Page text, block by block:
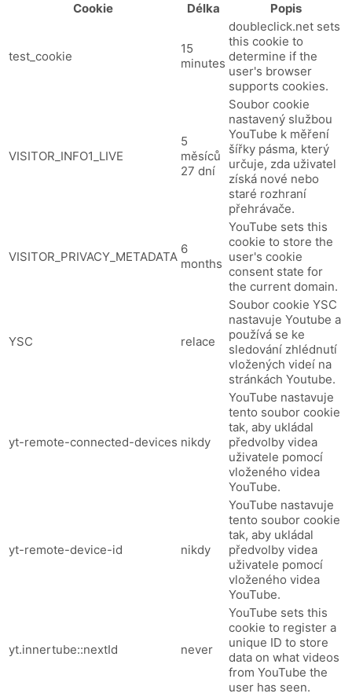
Cookie
Délka Popis
test_cookie
15
minutes
doubleclick.net sets
this cookie to
determine if the
user's browser
supports cookies.
VISITOR_INFO1_LIVE
5
měsíců
27 dní
Soubor cookie
nastavený službou
YouTube k měření
šířky pásma, který
určuje, zda uživatel
získá nové nebo
staré rozhraní
přehrávače.
VISITOR_PRIVACY_METADATA
6
months
YouTube sets this
cookie to store the
user's cookie
consent state for
the current domain.
YSC relace
Soubor cookie YSC
nastavuje Youtube a
používá se ke
sledování zhlédnutí
vložených videí na
stránkách Youtube.
yt-remote-connected-devices nikdy
YouTube nastavuje
tento soubor cookie
tak, aby ukládal
předvolby videa
uživatele pomocí
vloženého videa
YouTube.
yt-remote-device-id nikdy
YouTube nastavuje
tento soubor cookie
tak, aby ukládal
předvolby videa
uživatele pomocí
vloženého videa
YouTube.
yt.innertube::nextId never
YouTube sets this
cookie to register a
unique ID to store
data on what videos
from YouTube the
user has seen.